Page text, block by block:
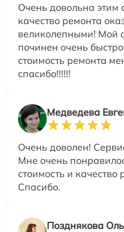
Очень довольна этим
качество ремонта
великолепными! Мой
починен очень
стоимость ремонта
спасибо!!!!!!
Медведева
Очень доволен!
Мне очень
стоимость и
Спасибо.
Позднякова